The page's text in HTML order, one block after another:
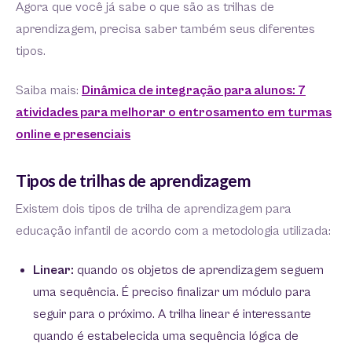
Agora que você já sabe o que são as trilhas de
aprendizagem, precisa saber também seus diferentes
tipos.
Saiba mais: Dinâmica de integração para alunos: 7
atividades para melhorar o entrosamento em turmas
online e presenciais
Tipos de trilhas de aprendizagem
Existem dois tipos de trilha de aprendizagem para
educação infantil de acordo com a metodologia utilizada:
Linear: quando os objetos de aprendizagem seguem
uma sequência. É preciso finalizar um módulo para
seguir para o próximo. A trilha linear é interessante
quando é estabelecida uma sequência lógica de